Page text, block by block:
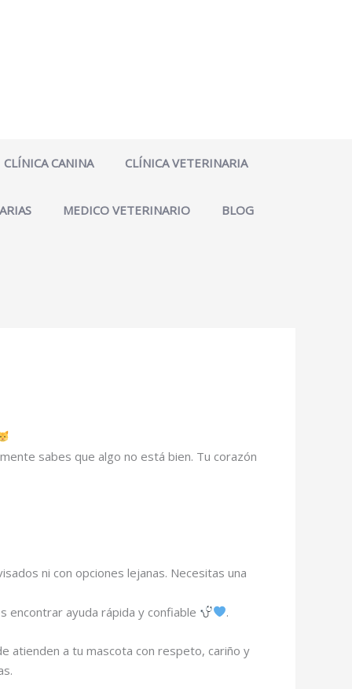
CLÍNICA CANINA CLÍNICA VETERINARIA
MEDICO VETERINARIO BLOG
sabes que algo no está bien. Tu corazón
ni con opciones lejanas. Necesitas una
encontrar ayuda rápida y confiable .
atienden a tu mascota con respeto, cariño y